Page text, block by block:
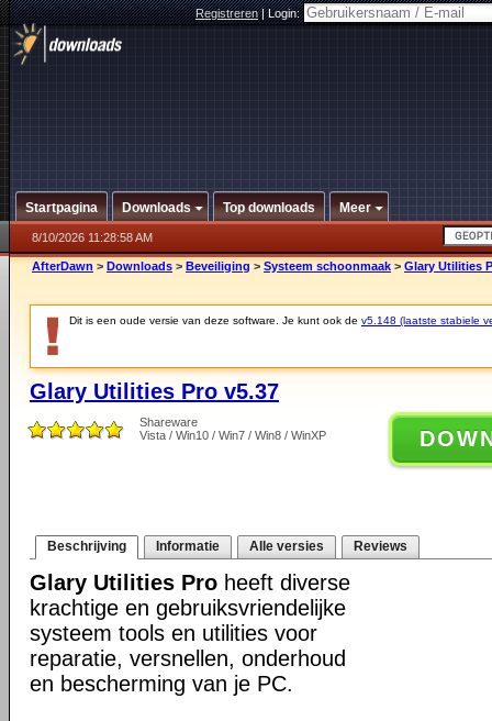
Registreren|Login:
Startpagina Downloads Top downloads Meer
8/10/2026 11:28:58 AM
AfterDawn > Downloads > Beveiliging > Systeem schoonmaak > Glary Utilities
Dit is een oude versie van deze software. Je kunt ook de v5.148 (laatste stabiele
Glary Utilities Pro v5.37
Shareware
Vista / Win10 / Win7 / Win8 / WinXP
Beschrijving Informatie Alle versies Reviews
Glary Utilities Pro heeft diverse
krachtige en gebruiksvriendelijke
systeem tools en utilities voor
reparatie, versnellen, onderhoud
en bescherming van je PC.